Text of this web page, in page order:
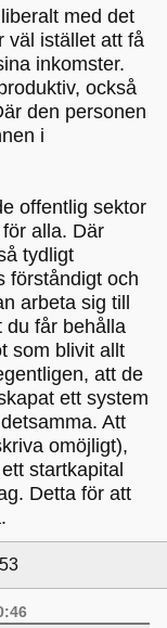
med det
väl istället att få
inkomster.
också
den personen
i
offentlig sektor
alla. Där
tydligt
förståndigt och
arbeta sig till
du får behålla
som blivit allt
att de
ett system
Att
omöjligt),
startkapital
Detta för att